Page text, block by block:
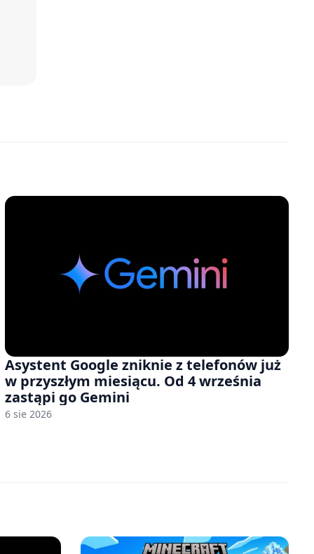
Asystent Google zniknie z telefonów już
w przyszłym miesiącu. Od 4 września
zastąpi go Gemini
6 sie 2026